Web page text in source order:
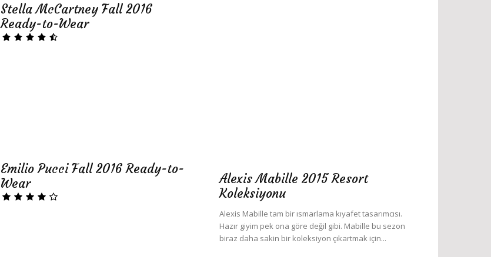
Stella McCartney Fall 2016
Ready-to-Wear
Emilio Pucci Fall 2016 Ready-to-
Wear
Alexis Mabille 2015 Resort
Koleksiyonu
Alexis Mabille tam bir ısmarlama kıyafet tasarımcısı.
Hazır giyim pek ona göre değil gibi. Mabille bu sezon
biraz daha sakin bir koleksiyon çıkartmak için...